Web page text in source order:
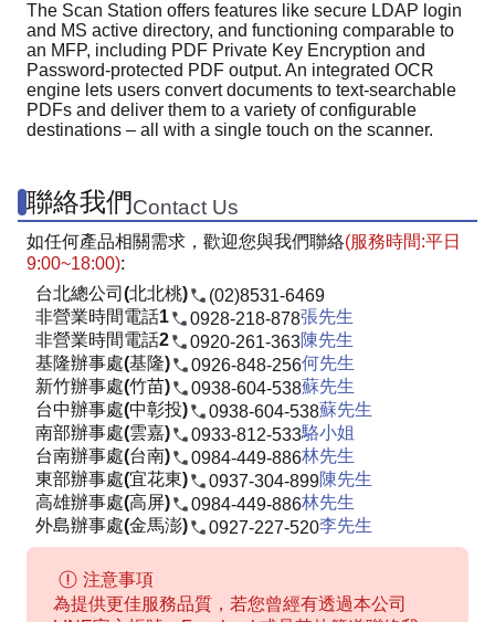
The Scan Station offers features like secure LDAP login
and MS active directory, and functioning comparable to
an MFP, including PDF Private Key Encryption and
Password-protected PDF output. An integrated OCR
engine lets users convert documents to text-searchable
PDFs and deliver them to a variety of configurable
destinations – all with a single touch on the scanner.
聯絡我們Contact Us
如任何產品相關需求，歡迎您與我們聯絡(服務時間:平日
9:00~18:00):
台北總公司(北北桃)
(02)8531-6469
非營業時間電話1
0928-218-878張先生
非營業時間電話2
0920-261-363陳先生
基隆辦事處(基隆)
0926-848-256何先生
新竹辦事處(竹苗)
0938-604-538蘇先生
台中辦事處(中彰投)
0938-604-538蘇先生
南部辦事處(雲嘉)
0933-812-533駱小姐
台南辦事處(台南)
0984-449-886林先生
東部辦事處(宜花東)
0937-304-899陳先生
高雄辦事處(高屏)
0984-449-886林先生
外島辦事處(金馬澎)
0927-227-520李先生
注意事項
為提供更佳服務品質，若您曾經有透過本公司